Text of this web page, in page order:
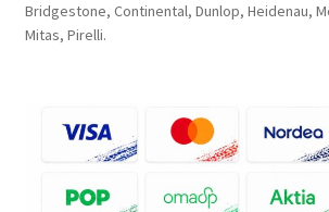
Bridgestone, Continental, Dunlop, Heidenau,
Mitas, Pirelli.